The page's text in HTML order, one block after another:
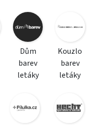
Dům
barev
letáky
Kouzlo
barev
letáky